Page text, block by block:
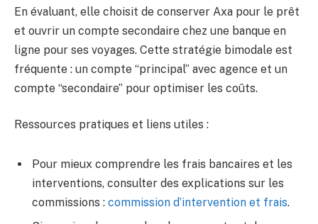
En évaluant, elle choisit de conserver Axa pour le prêt
et ouvrir un compte secondaire chez une banque en
ligne pour ses voyages. Cette stratégie bimodale est
fréquente : un compte “principal” avec agence et un
compte “secondaire” pour optimiser les coûts.
Ressources pratiques et liens utiles :
Pour mieux comprendre les frais bancaires et les
interventions, consulter des explications sur les
commissions : commission d’intervention et frais.